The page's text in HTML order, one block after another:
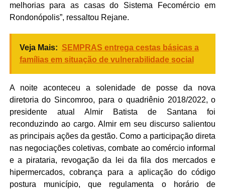
melhorias para as casas do Sistema Fecomércio em
Rondonópolis”, ressaltou Rejane.
Veja Mais: SEMPRAS entrega cestas básicas a
famílias em situação de vulnerabilidade social
A noite aconteceu a solenidade de posse da nova
diretoria do Sincomroo, para o quadriênio 2018/2022, o
presidente atual Almir Batista de Santana foi
reconduzindo ao cargo. Almir em seu discurso salientou
as principais ações da gestão. Como a participação direta
nas negociações coletivas, combate ao comércio informal
e a pirataria, revogação da lei da fila dos mercados e
hipermercados, cobrança para a aplicação do código
postura município, que regulamenta o horário de